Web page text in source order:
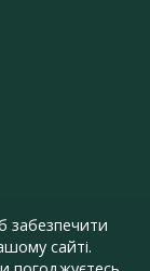
забезпечити
сайті.